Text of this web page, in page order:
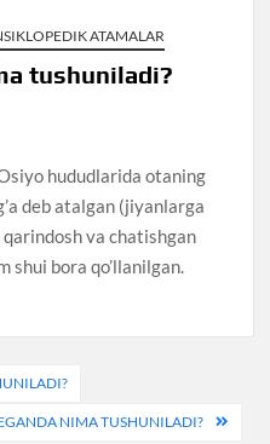
ATAMALAR
tushuniladi?
hududlarida otaning
deb atalgan (jiyanlarga
va chatishgan
shui bora qo’llanilgan.
NIMA TUSHUNILADI?